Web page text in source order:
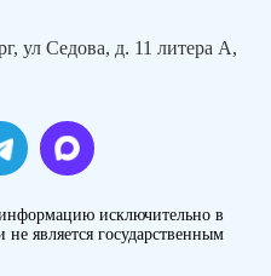
ул Седова, д. 11 литера А,
исключительно в
является государственным